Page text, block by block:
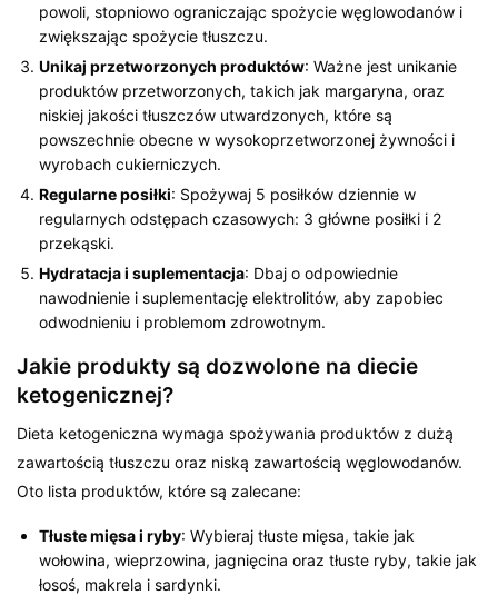
powoli, stopniowo ograniczając spożycie węglowodanów i
zwiększając spożycie tłuszczu.
Unikaj przetworzonych produktów: Ważne jest unikanie
produktów przetworzonych, takich jak margaryna, oraz
niskiej jakości tłuszczów utwardzonych, które są
powszechnie obecne w wysokoprzetworzonej żywności i
wyrobach cukierniczych.
Regularne posiłki: Spożywaj 5 posiłków dziennie w
regularnych odstępach czasowych: 3 główne posiłki i 2
przekąski.
Hydratacja i suplementacja: Dbaj o odpowiednie
nawodnienie i suplementację elektrolitów, aby zapobiec
odwodnieniu i problemom zdrowotnym.
Jakie produkty są dozwolone na diecie
ketogenicznej?
Dieta ketogeniczna wymaga spożywania produktów z dużą
zawartością tłuszczu oraz niską zawartością węglowodanów.
Oto lista produktów, które są zalecane:
Tłuste mięsa i ryby: Wybieraj tłuste mięsa, takie jak
wołowina, wieprzowina, jagnięcina oraz tłuste ryby, takie jak
łosoś, makrela i sardynki.